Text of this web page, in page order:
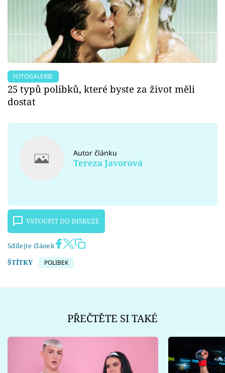
FOTOGALERIE
25 typů polibků, které byste za život měli
dostat
Autor článku
Tereza Javorová
VSTOUPIT DO DISKUZE
Sdílejte článek
ŠTÍTKY
POLIBEK
PŘEČTĚTE SI TAKÉ